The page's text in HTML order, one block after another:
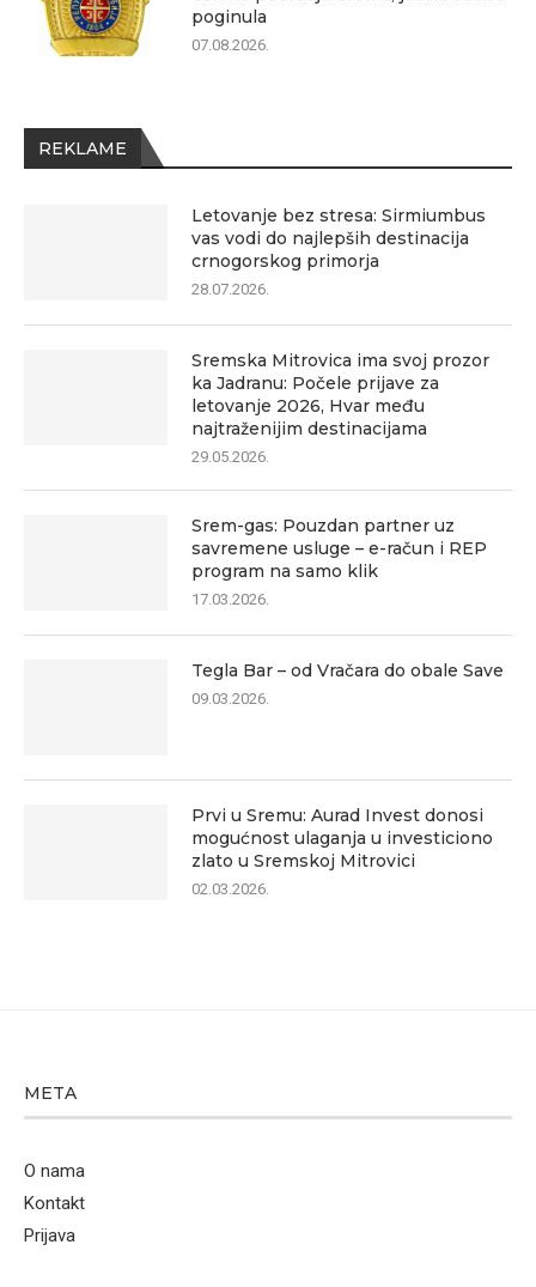
poginula
07.08.2026.
REKLAME
Letovanje bez stresa: Sirmiumbus
vas vodi do najlepših destinacija
crnogorskog primorja
28.07.2026.
Sremska Mitrovica ima svoj prozor
ka Jadranu: Počele prijave za
letovanje 2026, Hvar među
najtraženijim destinacijama
29.05.2026.
Srem-gas: Pouzdan partner uz
savremene usluge – e-račun i REP
program na samo klik
17.03.2026.
Tegla Bar – od Vračara do obale Save
09.03.2026.
Prvi u Sremu: Aurad Invest donosi
mogućnost ulaganja u investiciono
zlato u Sremskoj Mitrovici
02.03.2026.
META
O nama
Kontakt
Prijava